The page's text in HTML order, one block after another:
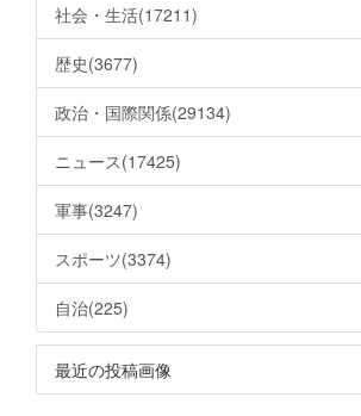
社会・生活(17211)
歴史(3677)
政治・国際関係(29134)
ニュース(17425)
軍事(3247)
スポーツ(3374)
自治(225)
最近の投稿画像